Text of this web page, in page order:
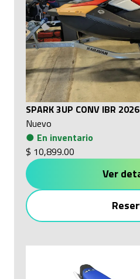
SPARK 3UP CONV IBR 2026
Nuevo
● En inventario
$ 10,899.00
Ver